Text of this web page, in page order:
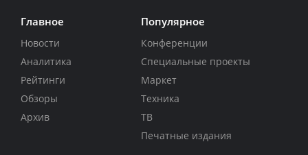
Главное
Новости
Аналитика
Рейтинги
Обзоры
Архив
Популярное
Конференции
Специальные проекты
Маркет
Техника
ТВ
Печатные издания